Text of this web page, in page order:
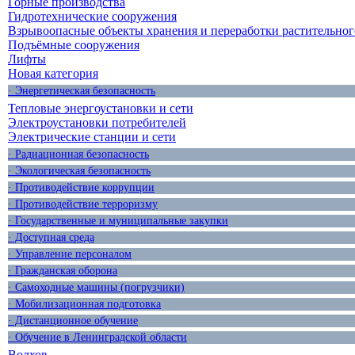
Гидротехнические сооружения
Взрывоопасные объекты хранения и переработки
Подъёмные сооружения
Лифты
Новая категория
· Энергетическая безопасность
Тепловые энергоустановки и сети
Электроустановки потребителей
Электрические станции и сети
· Радиационная безопасность
· Экологическая безопасность
· Противодействие коррупции
· Противодействие терроризму
· Государственные и муниципальные закупки
· Доступная среда
· Управление персоналом
· Гражданская оборона
· Самоходные машины (погрузчики)
· Мобилизационная подготовка
· Дистанционное обучение
· Обучение в Ленинградской области